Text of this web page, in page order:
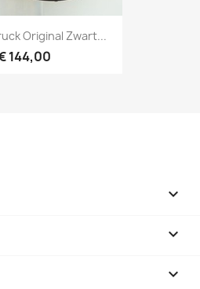
Original Zwart...
144,00


